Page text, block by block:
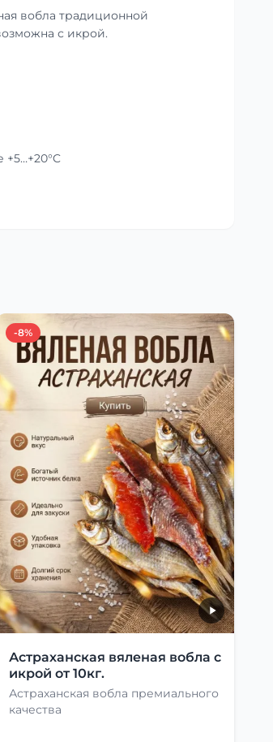
вобла традиционной
с икрой.
-8%
Астраханская вяленая вобла с
икрой от 10кг.
Астраханская вобла премиального
качества